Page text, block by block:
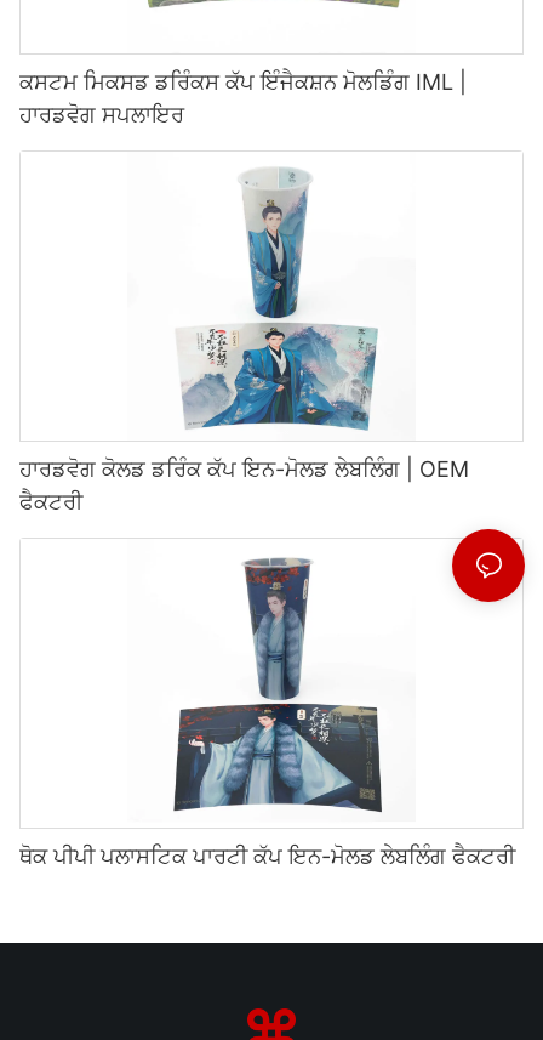
ਕਸਟਮ ਮਿਕਸਡ ਡਰਿੰਕਸ ਕੱਪ ਇੰਜੈਕਸ਼ਨ ਮੋਲਡਿੰਗ IML |
ਹਾਰਡਵੋਗ ਸਪਲਾਇਰ
ਹਾਰਡਵੋਗ ਕੋਲਡ ਡਰਿੰਕ ਕੱਪ ਇਨ-ਮੋਲਡ ਲੇਬਲਿੰਗ | OEM
ਫੈਕਟਰੀ
ਥੋਕ ਪੀਪੀ ਪਲਾਸਟਿਕ ਪਾਰਟੀ ਕੱਪ ਇਨ-ਮੋਲਡ ਲੇਬਲਿੰਗ ਫੈਕਟਰੀ